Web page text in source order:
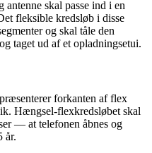
skal passe ind i en
fleksible kredsløb i disse
og skal tåle den
taget ud af et opladningsetui.
forkanten af flex
Hængsel-flexkredsløbet skal
— at telefonen åbnes og
år.